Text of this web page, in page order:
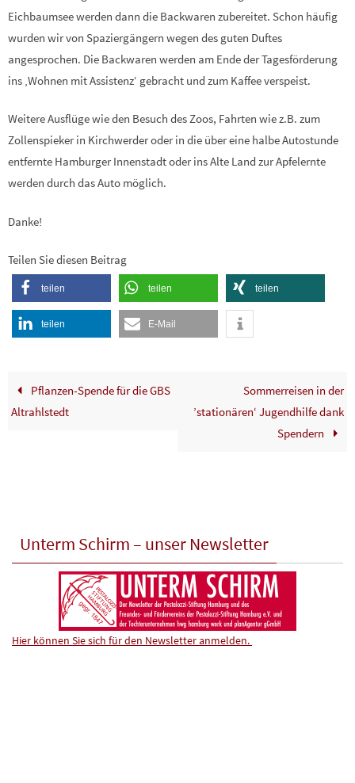
Eichbaumsee werden dann die Backwaren zubereitet. Schon häufig
wurden wir von Spaziergängern wegen des guten Duftes
angesprochen. Die Backwaren werden am Ende der Tagesförderung
ins ‚Wohnen mit Assistenz‘ gebracht und zum Kaffee verspeist.
Weitere Ausflüge wie den Besuch des Zoos, Fahrten wie z.B. zum
Zollenspieker in Kirchwerder oder in die über eine halbe Autostunde
entfernte Hamburger Innenstadt oder ins Alte Land zur Apfelernte
werden durch das Auto möglich.
Danke!
Teilen Sie diesen Beitrag
teilen teilen teilen
teilen E-Mail
Pflanzen-Spende für die GBS
Altrahlstedt
Sommerreisen in der
’stationären‘ Jugendhilfe dank
Spendern
Unterm Schirm – unser Newsletter
Hier können Sie sich für den Newsletter anmelden.